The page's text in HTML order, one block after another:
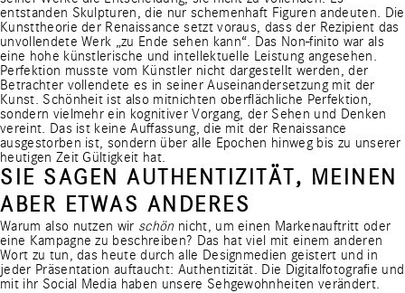
entstanden Skulpturen, die nur schemenhaft Figuren andeuten. Die
Kunsttheorie der Renaissance setzt voraus, dass der Rezipient das
unvollendete Werk „zu Ende sehen kann“. Das Non-finito war als
eine hohe künstlerische und intellektuelle Leistung angesehen.
Perfektion musste vom Künstler nicht dargestellt werden, der
Betrachter vollendete es in seiner Auseinandersetzung mit der
Kunst. Schönheit ist also mitnichten oberflächliche Perfektion,
sondern vielmehr ein kognitiver Vorgang, der Sehen und Denken
vereint. Das ist keine Auffassung, die mit der Renaissance
ausgestorben ist, sondern über alle Epochen hinweg bis zu unserer
heutigen Zeit Gültigkeit hat.
SIE SAGEN AUTHENTIZITÄT, MEINEN
ABER ETWAS ANDERES
Warum also nutzen wir schön nicht, um einen Markenauftritt oder
eine Kampagne zu beschreiben? Das hat viel mit einem anderen
Wort zu tun, das heute durch alle Designmedien geistert und in
jeder Präsentation auftaucht: Authentizität. Die Digitalfotografie und
mit ihr Social Media haben unsere Sehgewohnheiten verändert.